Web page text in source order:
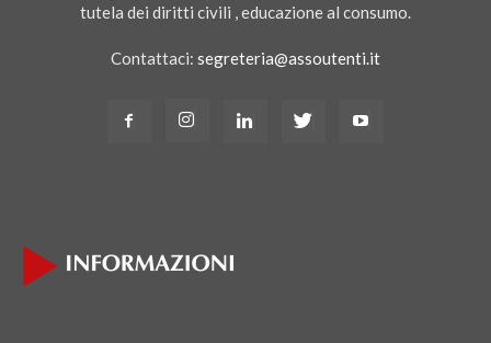
tutela dei diritti civili , educazione al consumo.
Contattaci: segreteria@assoutenti.it